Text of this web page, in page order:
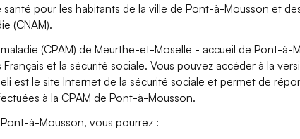
pour les habitants de la ville de Pont-à-Mousson et
(CNAM).
(CPAM) de Meurthe-et-Moselle - accueil de Pont-
et la sécurité sociale. Vous pouvez accéder à la
est le site Internet de la sécurité sociale et permet de
à la CPAM de Pont-à-Mousson.
à-Mousson, vous pourrez :